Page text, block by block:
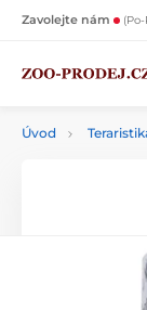
Zavolejte nám (Po-
Úvod